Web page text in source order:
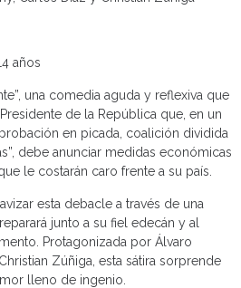
años
una comedia aguda y reflexiva que
de la República que, en un
en picada, coalición dividida
debe anunciar medidas económicas
le costarán caro frente a su país.
esta debacle a través de una
junto a su fiel edecán y al
Protagonizada por Álvaro
Zúñiga, esta sátira sorprende
lleno de ingenio.